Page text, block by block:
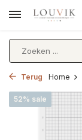
Terug Home
52% sale